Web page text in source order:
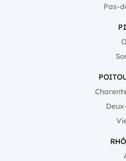
Pas-